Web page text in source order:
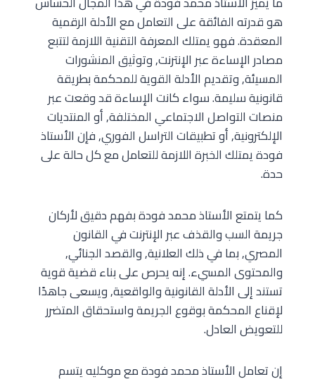
هو قدرته الفائقة على التعامل مع الأدلة الرقمية
المعقدة. فهو يمتلك المعرفة التقنية اللازمة لتتبع
مصادر الإساءة عبر الإنترنت, وتوثيق المنشورات
المسيئة, وتقديم الأدلة القوية للمحكمة بطريقة
قانونية سليمة. سواء كانت الإساءة قد وقعت عبر
منصات التواصل الاجتماعي المختلفة, أو المنتديات
الإلكترونية, أو تطبيقات التراسل الفوري, فإن الأستاذ
فودة يمتلك الخبرة اللازمة للتعامل مع كل حالة على
حدة.
كما يتمتع الأستاذ محمد فودة بفهم دقيق لأركان
جريمة السب والقذف عبر الإنترنت في القانون
المصري, بما في ذلك العلانية, والقصد الجنائي,
والمحتوى المسيء. إنه يحرص على بناء قضية قوية
تستند إلى الأدلة القانونية والواقعية, ويسعى جاهدًا
لإقناع المحكمة بوقوع الجريمة واستحقاق المتضرر
للتعويض العادل.
إن تعامل الأستاذ محمد فودة مع موكليه يتسم